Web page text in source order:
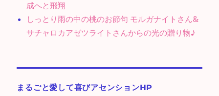
成へと飛翔
しっとり雨の中の桃のお節句 モルガナイトさん&
サチャロカアゼツライトさんからの光の贈り物♪
まるごと愛して喜びアセンションHP